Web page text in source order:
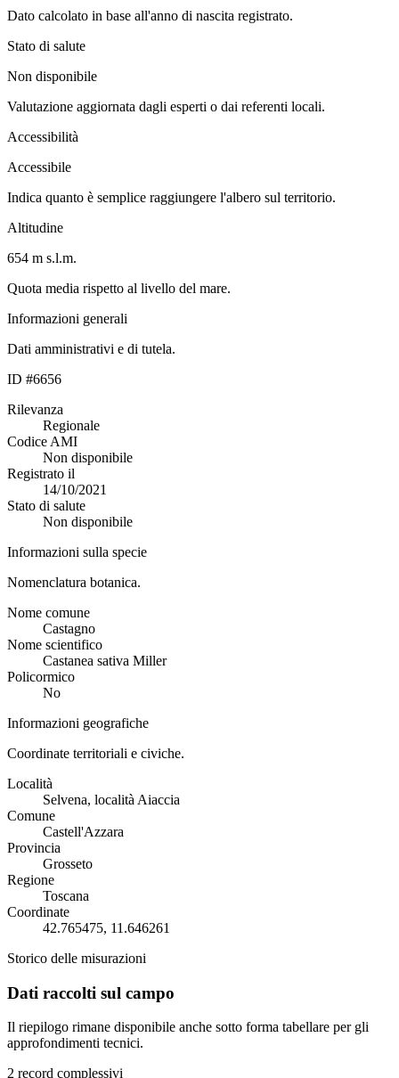
Dato calcolato in base all'anno di nascita registrato.
Stato di salute
Non disponibile
Valutazione aggiornata dagli esperti o dai referenti locali.
Accessibilità
Accessibile
Indica quanto è semplice raggiungere l'albero sul territorio.
Altitudine
654 m s.l.m.
Quota media rispetto al livello del mare.
Informazioni generali
Dati amministrativi e di tutela.
ID #6656
Rilevanza
Regionale
Codice AMI
Non disponibile
Registrato il
14/10/2021
Stato di salute
Non disponibile
Informazioni sulla specie
Nomenclatura botanica.
Nome comune
Castagno
Nome scientifico
Castanea sativa Miller
Policormico
No
Informazioni geografiche
Coordinate territoriali e civiche.
Località
Selvena, località Aiaccia
Comune
Castell'Azzara
Provincia
Grosseto
Regione
Toscana
Coordinate
42.765475, 11.646261
Storico delle misurazioni
Dati raccolti sul campo
Il riepilogo rimane disponibile anche sotto forma tabellare per gli
approfondimenti tecnici.
2 record complessivi